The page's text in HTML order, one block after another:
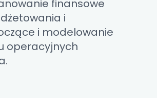
finansowe
i
i modelowanie
operacyjnych